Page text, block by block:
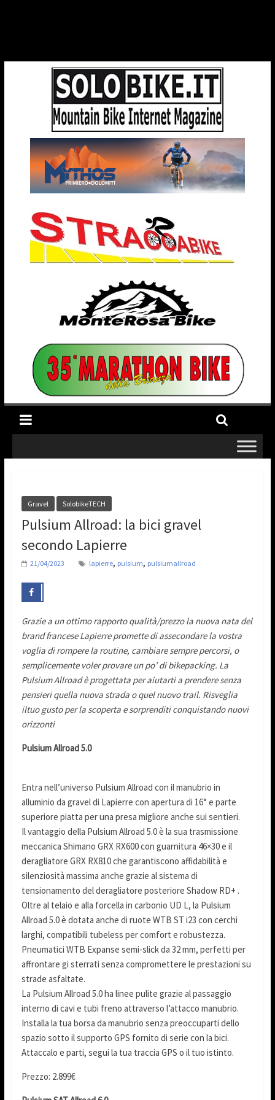
Gravel SolobikeTECH
Pulsium Allroad: la bici gravel
secondo Lapierre
21/04/2023 lapierre, pulsium, pulsiumallroad
Grazie a un ottimo rapporto qualità/prezzo la nuova nata del
brand francese Lapierre promette di assecondare la vostra
voglia di rompere la routine, cambiare sempre percorsi, o
semplicemente voler provare un po’ di bikepacking. La
Pulsium Allroad è progettata per aiutarti a prendere senza
pensieri quella nuova strada o quel nuovo trail. Risveglia
iltuo gusto per la scoperta e sorprenditi conquistando nuovi
orizzonti
Pulsium Allroad 5.0
Entra nell’universo Pulsium Allroad con il manubrio in
alluminio da gravel di Lapierre con apertura di 16° e parte
superiore piatta per una presa migliore anche sui sentieri.
Il vantaggio della Pulsium Allroad 5.0 è la sua trasmissione
meccanica Shimano GRX RX600 con guarnitura 46×30 e il
deragliatore GRX RX810 che garantiscono affidabilità e
silenziosità massima anche grazie al sistema di
tensionamento del deragliatore posteriore Shadow RD+ .
Oltre al telaio e alla forcella in carbonio UD L, la Pulsium
Allroad 5.0 è dotata anche di ruote WTB ST i23 con cerchi
larghi, compatibili tubeless per comfort e robustezza.
Pneumatici WTB Expanse semi-slick da 32 mm, perfetti per
affrontare gi sterrati senza compromettere le prestazioni su
strade asfaltate.
La Pulsium Allroad 5.0 ha linee pulite grazie al passaggio
interno di cavi e tubi freno attraverso l’attacco manubrio.
Installa la tua borsa da manubrio senza preoccuparti dello
spazio sotto il supporto GPS fornito di serie con la bici.
Attaccalo e parti, segui la tua traccia GPS o il tuo istinto.
Prezzo: 2.899€